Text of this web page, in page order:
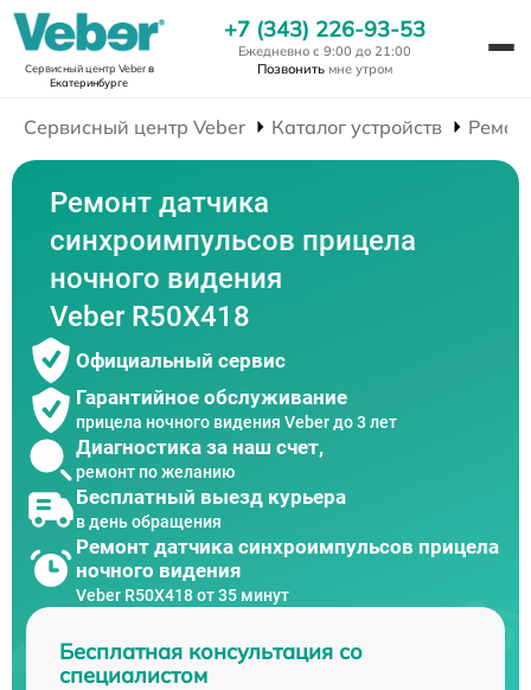
Сервисный центр Veberв
Екатеринбурге
+7 (343) 226-93-53
Ежедневно с 9:00 до 21:00
Позвонить мне утром
Сервисный центр Veber Каталог устройств
Ремонт датчика
синхроимпульсов прицела
ночного видения
Veber R50X418
Официальный сервис
Гарантийное обслуживание
прицела ночного видения Veber до 3 лет
Диагностика за наш счет,
ремонт по желанию
Бесплатный выезд курьера
в день обращения
Ремонт датчика синхроимпульсов прицела
ночного видения
Veber R50X418 от 35 минут
Бесплатная консультация со
специалистом